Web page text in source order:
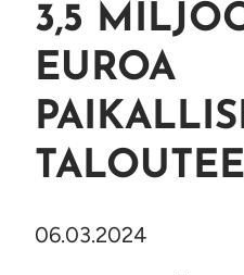
3,5
EUROA
06.03.2024